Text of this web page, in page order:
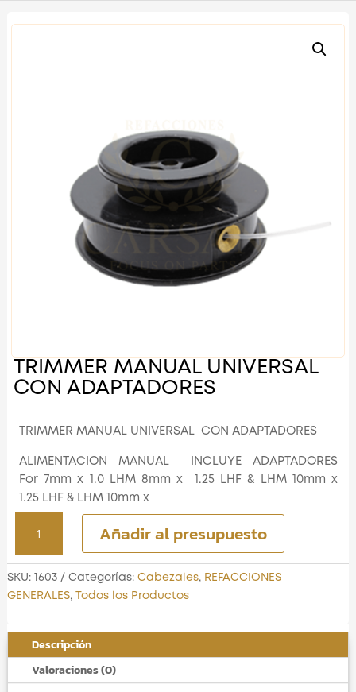
TRIMMER MANUAL UNIVERSAL
CON ADAPTADORES
TRIMMER MANUAL UNIVERSAL CON ADAPTADORES
ALIMENTACION MANUAL INCLUYE ADAPTADORES
For 7mm x 1.0 LHM 8mm x 1.25 LHF & LHM 10mm x
1.25 LHF & LHM 10mm x
TRIMMER MANUAL UNIVERSAL
CON ADAPTADORES
cantidad
Añadir al presupuesto
SKU: 1603 Categorías: Cabezales, REFACCIONES
GENERALES, Todos los Productos
Descripción
Valoraciones (0)